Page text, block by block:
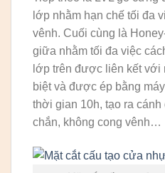
lớp nhằm hạn chế tối đa
vênh. Cuối cùng là
giữa nhằm tối đa việc
lớp trên được liên kết với
biệt và được ép bằng
thời gian 10h, tạo ra
chắn, không cong vênh…